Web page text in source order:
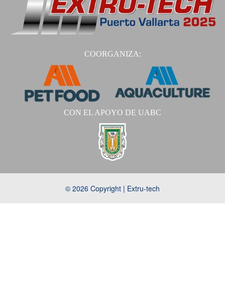
COORGANIZA:
CON EL APOYO DE UABC
© 2026 Copyright | Extru-tech